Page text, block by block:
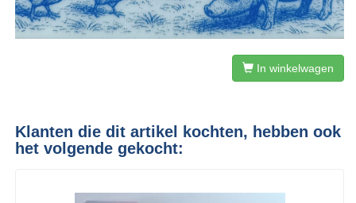
In winkelwagen
Klanten die dit artikel kochten, hebben ook
het volgende gekocht: